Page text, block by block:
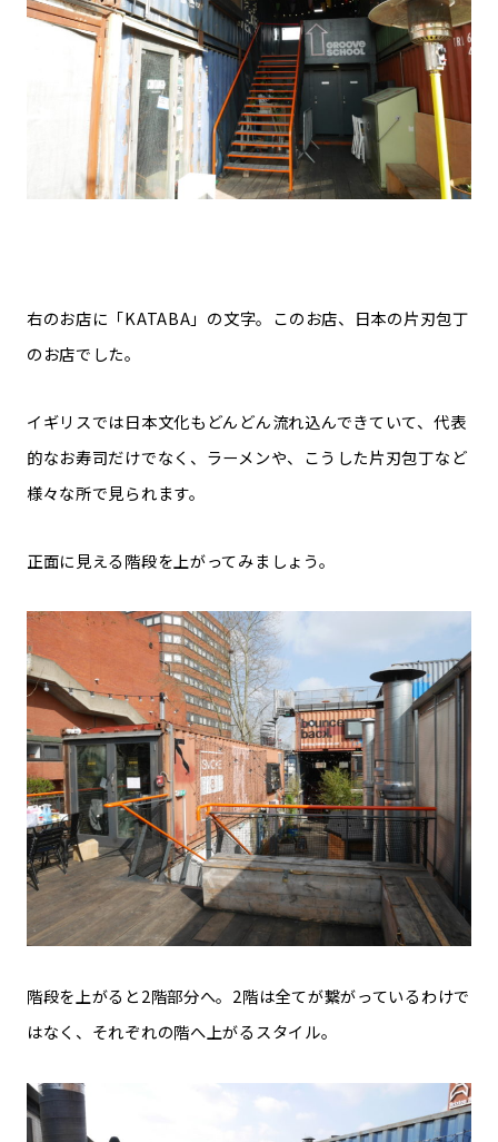
右のお店に「KATABA」の文字。このお店、日本の片刃包丁
のお店でした。
イギリスでは日本文化もどんどん流れ込んできていて、代表
的なお寿司だけでなく、ラーメンや、こうした片刃包丁など
様々な所で見られます。
正面に見える階段を上がってみましょう。
階段を上がると2階部分へ。2階は全てが繋がっているわけで
はなく、それぞれの階へ上がるスタイル。